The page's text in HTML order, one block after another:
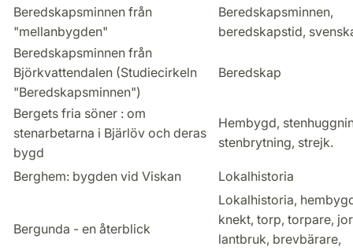
Beredskapsminnen från
"mellanbygden"
Beredskapsminnen,
beredskapstid,
Beredskapsminnen från
Björkvattendalen (Studiecirkeln
"Beredskapsminnen")
Beredskap
Bergets fria söner : om
stenarbetarna i Bjärlöv och deras
bygd
Hembygd,
stenbrytning, strejk.
Berghem: bygden vid Viskan Lokalhistoria
Bergunda - en återblick
Lokalhistoria,
knekt, torp, torpare,
lantbruk, brevbärare,